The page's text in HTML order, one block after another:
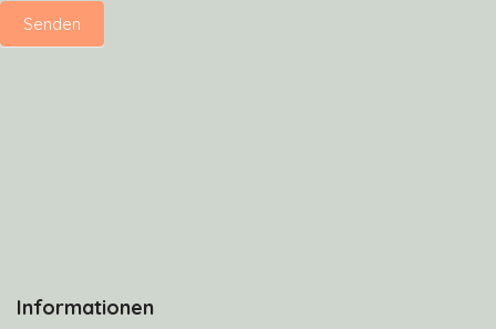
Senden
Informationen